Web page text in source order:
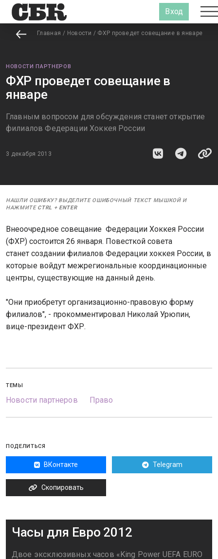
Вход
Главная / Новости / ФХР проведет совещание в январе
НОВОСТИ ПАРТНЕРОВ
ФХР проведет совещание в
январе
Главным вопросом для обсуждения станет открытие
филиалов Федерации Хоккея России
3 декабря 2013
НАШЛИ ОШИБКУ? ВЫДЕЛИТЕ ОШИБОЧНЫЙ ТЕКСТ МЫШКОЙ И
НАЖМИТЕ CTRL + ENTER
Внеоочредное совещание Федерации Хоккея России
(ФХР) состоится 26 января. Повесткой совета
станет создании филиалов Федерации хоккея России, в
которые войдут межрегиональные координационные
центры, существующие на данный день.
"Они приобретут организационно-правовую форму
филиалов", - прокомментировал Николай Урюпин,
вице-президент ФХР.
ТЕМЫ
Новости партнеров Право
ПОДЕЛИТЬСЯ
ВКонтакте Telegram
Скопировать
Часы для Евро 2012
Двое эксклюзивных часов «King Power UEFA EURO